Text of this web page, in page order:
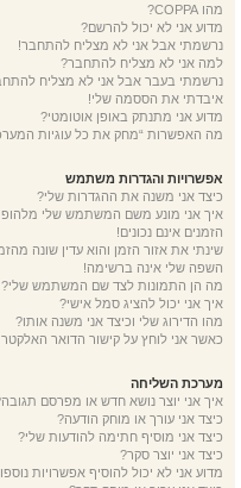
מהו COPPA?
מדוע אני לא יכול להרשם?
נרשמתי אבל אני לא מצליח להתחבר!
למה אני לא מצליח להתחבר?
נרשמתי בעבר אבל אני לא מצליח
איבדתי את הססמה שלי!
מדוע אני מתנתק באופן אוטומטי?
מה האפשרות “מחק את כל עוגיות
אפשרויות והגדרות משתמש
כיצד אני משנה את ההגדרות שלי?
איך אני מונע משם המשתמש שלי
הזמנים אינם נכונים!
שינתי את אזור הזמן והוא עדין שונה
השפה שלי אינה ברשימה!
מה הן התמונות לצד שם המשתמש שלי?
איך אני יכול להציג סמל אישי?
מהו הדירוג שלי וכיצד אני משנה אותו?
כאשר אני לוחץ על קישור הדואר
מערכת השליחה
איך אני יוצר נושא חדש או מפרסם
כיצד אני עורך או מוחק הודעה?
כיצד אני מוסיף חתימה להודעות שלי?
כיצד אני יוצר סקר?
מדוע אני לא יכול להוסיף אפשרויות